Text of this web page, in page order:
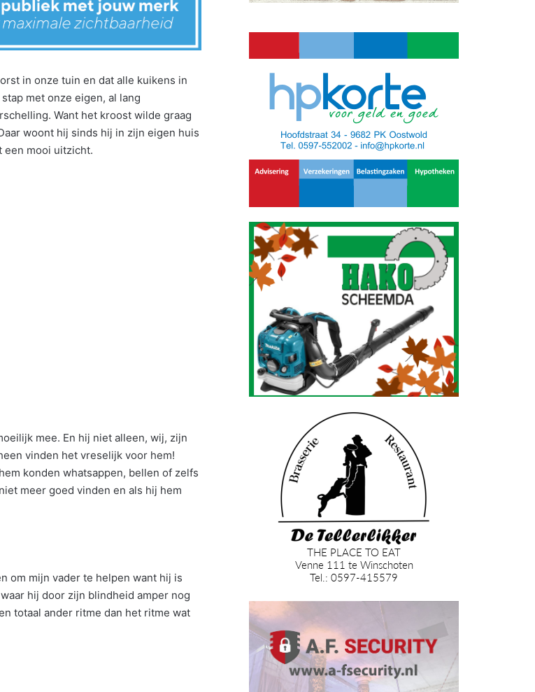
in onze tuin en dat alle kuikens in
met onze eigen, al lang
Want het kroost wilde graag
woont hij sinds hij in zijn eigen huis
een mooi uitzicht.
mee. En hij niet alleen, wij, zijn
vinden het vreselijk voor hem!
konden whatsappen, bellen of zelfs
meer goed vinden en als hij hem
om mijn vader te helpen want hij is
hij door zijn blindheid amper nog
totaal ander ritme dan het ritme wat